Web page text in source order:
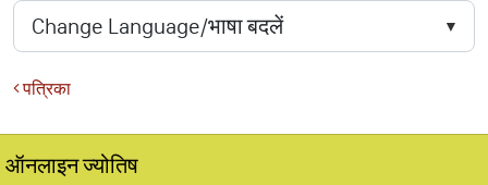
पत्रिका
ऑनलाइन ज्योतिष